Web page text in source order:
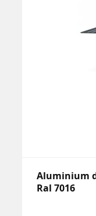
Aluminium
Ral 7016